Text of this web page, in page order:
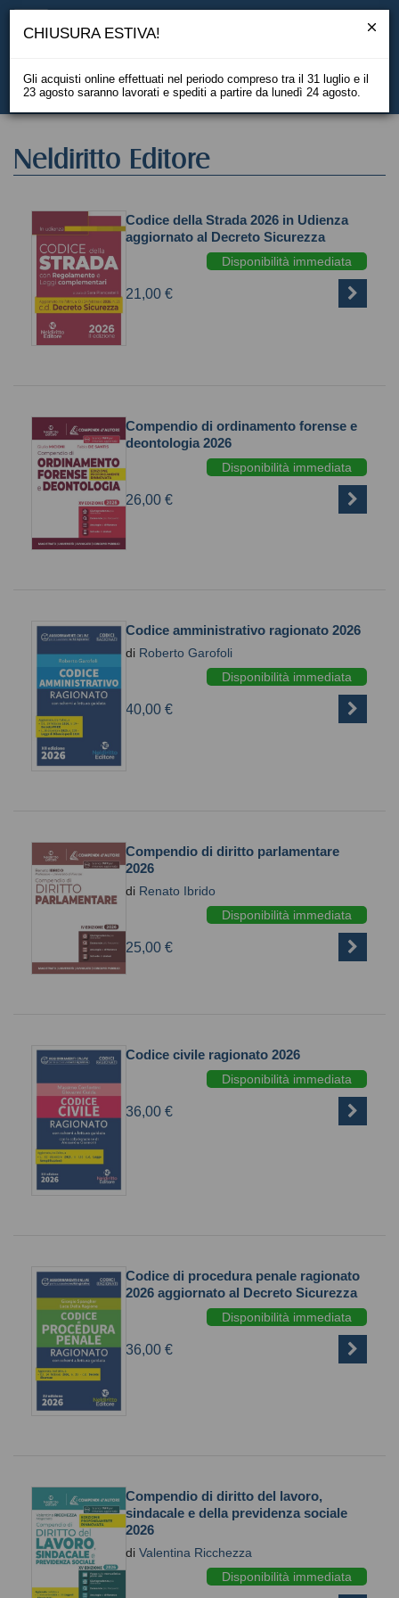
EN
Neldiritto Editore
Codice della Strada 2026 in Udienza
aggiornato al Decreto Sicurezza
Disponibilità immediata
21,00 €
Compendio di ordinamento forense e
deontologia 2026
Disponibilità immediata
26,00 €
Codice amministrativo ragionato 2026
di Roberto Garofoli
Disponibilità immediata
40,00 €
Compendio di diritto parlamentare
2026
di Renato Ibrido
Disponibilità immediata
25,00 €
Codice civile ragionato 2026
Disponibilità immediata
36,00 €
Codice di procedura penale ragionato
2026 aggiornato al Decreto Sicurezza
Disponibilità immediata
36,00 €
Compendio di diritto del lavoro,
sindacale e della previdenza sociale
2026
di Valentina Ricchezza
Disponibilità immediata
CHIUSURA ESTIVA!
Gli acquisti online effettuati nel periodo compreso tra il 31 luglio e il
23 agosto saranno lavorati e spediti a partire da lunedì 24 agosto.